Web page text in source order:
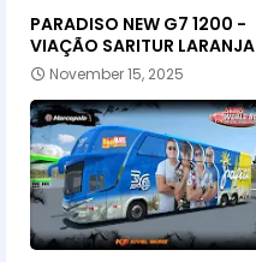
PARADISO NEW G7 1200 -
VIAÇÃO SARITUR LARANJA
November 15, 2025